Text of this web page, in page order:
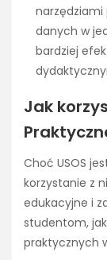
narzędziami
danych w
bardziej
Jak
Choć USOS
korzystanie z
edukacyjne i
studentom,
praktycznych